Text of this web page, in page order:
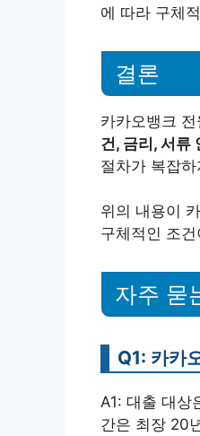
에 따라 구체
결론
카카오뱅크
건, 금리, 서류
절차가 복잡
위의 내용이
구체적인 조
자주 묻
Q1: 카카
A1: 대출 대상
간은 최장 20